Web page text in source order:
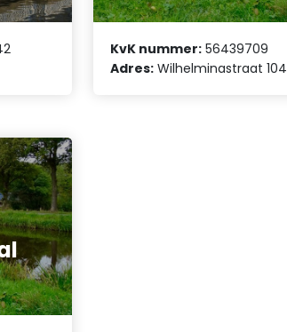
KvK nummer: 56439709
Adres: Wilhelminastraat 104